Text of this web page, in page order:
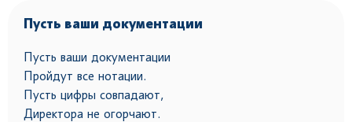
Пусть ваши документации
Пусть ваши документации
Пройдут все нотации.
Пусть цифры совпадают,
Директора не огорчают.